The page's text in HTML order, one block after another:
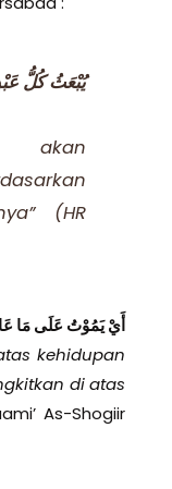
يُبْعَثُ كُلُّ
akan
(HR
أَيْ يَمُوْتُ عَلَى مَا
kehidupan
di atas
As-Shogiir